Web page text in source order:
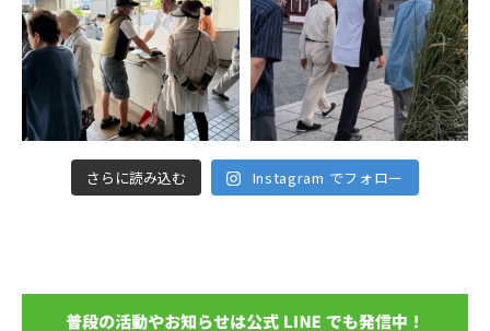
さらに読み込む Instagram でフォロー